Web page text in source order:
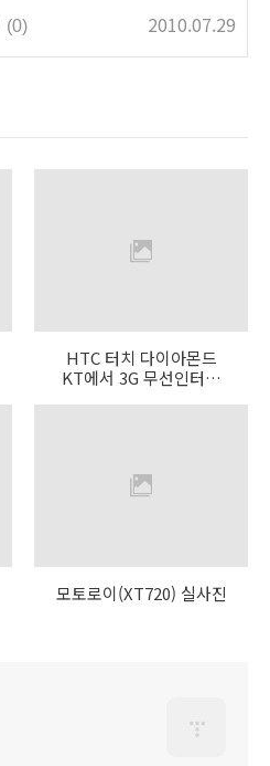
(0) 2010.07.29
HTC 터치 다이아몬드
KT에서 3G 무선인터넷
모토로이(XT720) 실사진